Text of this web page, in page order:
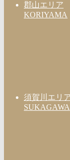
郡山エリア
KORIYAMA
須賀川エリ
SUKAGAWA